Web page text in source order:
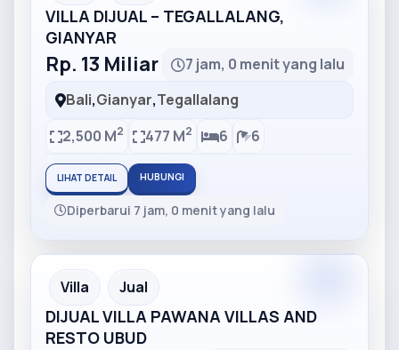
VILLA DIJUAL – TEGALLALANG,
GIANYAR
Rp. 13 Miliar
7 jam, 0 menit yang lalu
Bali,Gianyar,Tegallalang
2,500 M2 477 M2 6 6
LIHAT DETAIL HUBUNGI
Diperbarui 7 jam, 0 menit yang lalu
Partner Ad
Villa Jual
DIJUAL VILLA PAWANA VILLAS AND
RESTO UBUD